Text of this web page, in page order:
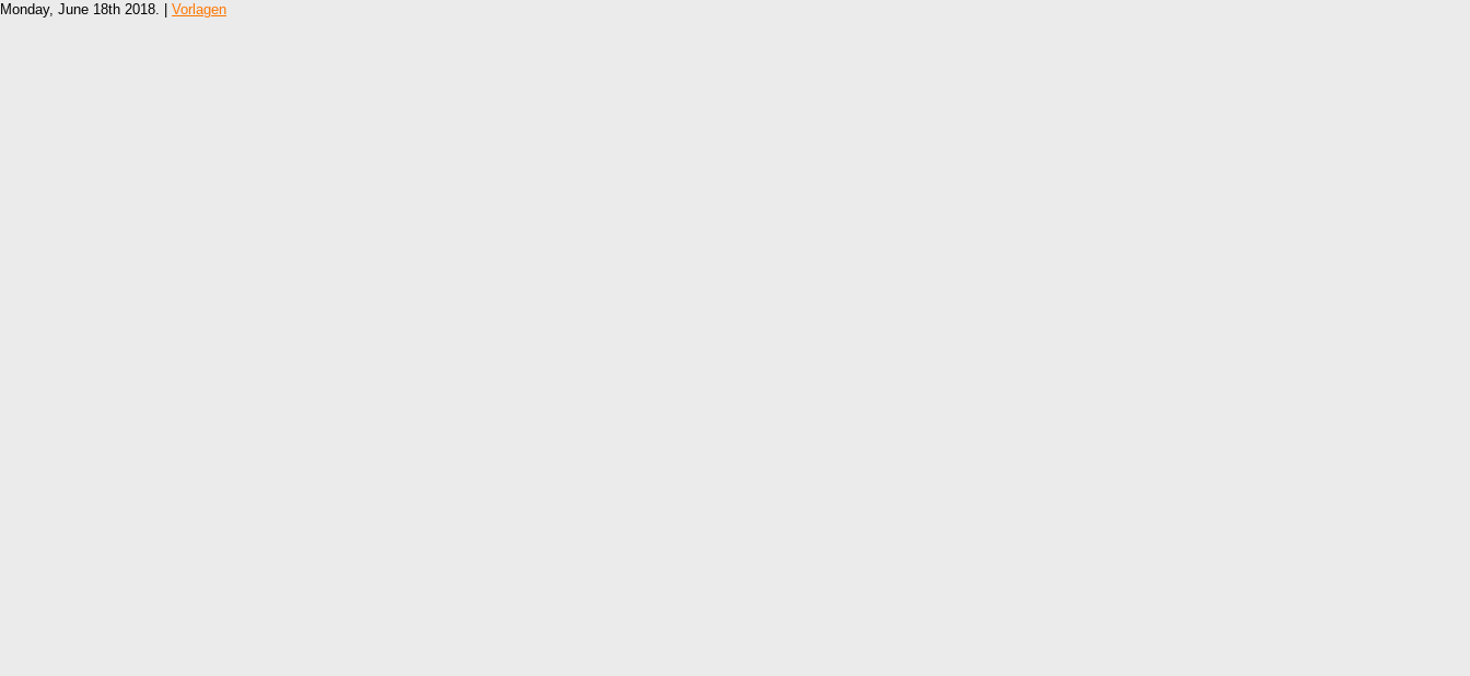
Monday, June 18th 2018. | Vorlagen